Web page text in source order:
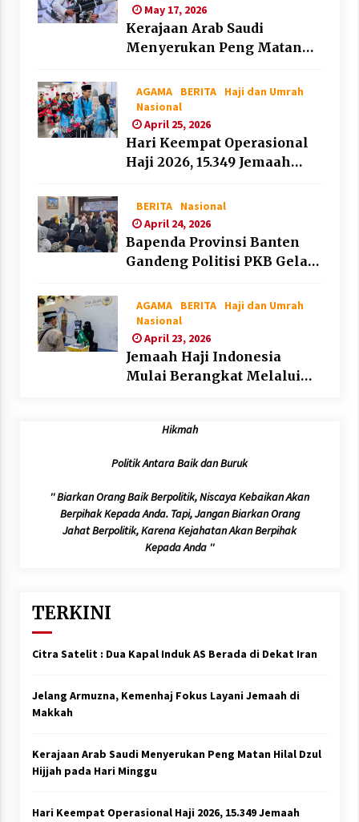
May 17, 2026
Kerajaan Arab Saudi
Menyerukan Peng Matan
Minggu
AGAMA BERITA
Haji dan Umrah
Nasional
April 25, 2026
Hari Keempat Operasional
Haji 2026, 15.349 Jemaah
BERITA
Nasional
April 24, 2026
Bapenda Provinsi Banten
Gandeng Politisi PKB Gelar
Pajak Daerah di Kota
Tangerang
AGAMA BERITA
Haji dan Umrah
Nasional
April 23, 2026
Jemaah Haji Indonesia
Mulai Berangkat Melalui
Terintegrasi
Hikmah
Politik Antara Baik dan Buruk
'' Biarkan Orang Baik Berpolitik, Niscaya Kebaikan Akan
Berpihak Kepada Anda. Tapi, Jangan Biarkan Orang
Jahat Berpolitik, Karena Kejahatan Akan Berpihak
Kepada Anda ''
TERKINI
Citra Satelit : Dua Kapal Induk AS Berada di Dekat Iran
Jelang Armuzna, Kemenhaj Fokus Layani Jemaah di
Makkah
Kerajaan Arab Saudi Menyerukan Peng Matan Hilal Dzul
Hijjah pada Hari Minggu
Hari Keempat Operasional Haji 2026, 15.349 Jemaah